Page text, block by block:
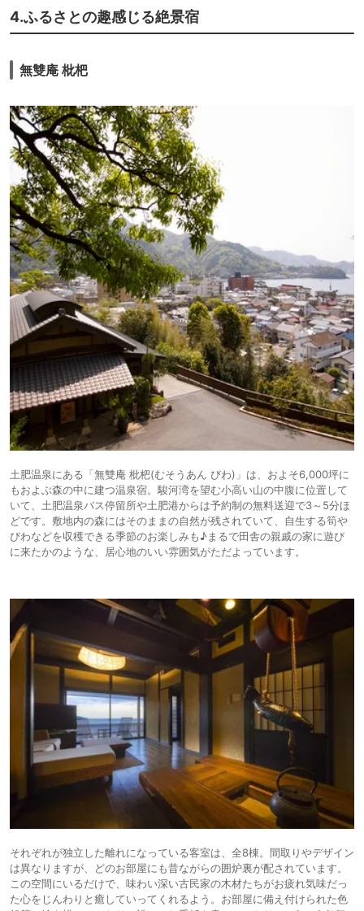
4.ふるさとの趣感じる絶景宿
無雙庵 枇杷
土肥温泉にある「無雙庵 枇杷(むそうあん びわ)」は、およそ6,000坪に
もおよぶ森の中に建つ温泉宿。駿河湾を望む小高い山の中腹に位置して
いて、土肥温泉バス停留所や土肥港からは予約制の無料送迎で3～5分ほ
どです。敷地内の森にはそのままの自然が残されていて、自生する筍や
びわなどを収穫できる季節のお楽しみも♪まるで田舎の親戚の家に遊び
に来たかのような、居心地のいい雰囲気がただよっています。
それぞれが独立した離れになっている客室は、全8棟。間取りやデザイン
は異なりますが、どのお部屋にも昔ながらの囲炉裏が配されています。
この空間にいるだけで、味わい深い古民家の木材たちがお疲れ気味だっ
た心をじんわりと癒していってくれるよう。お部屋に備え付けられた色